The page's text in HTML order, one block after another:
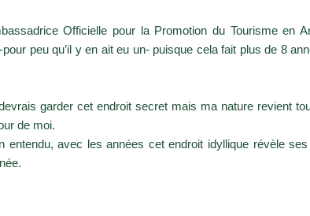
Officielle pour la Promotion du Tourisme en
peu qu’il y en ait eu un- puisque cela fait plus de 8
garder cet endroit secret mais ma nature revient
de moi.
entendu, avec les années cet endroit idyllique révèle